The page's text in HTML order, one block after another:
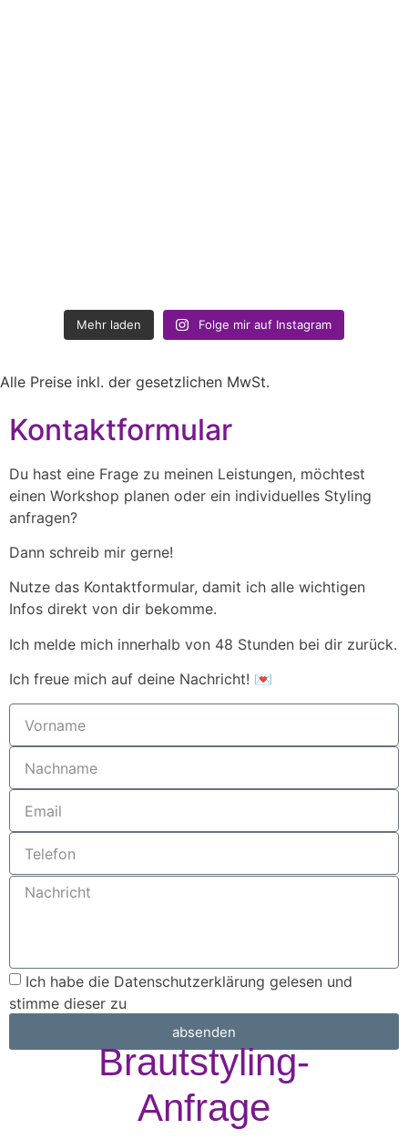
Mehr laden Folge mir auf Instagram
Alle Preise inkl. der gesetzlichen MwSt.
Kontaktformular
Du hast eine Frage zu meinen Leistungen, möchtest
einen Workshop planen oder ein individuelles Styling
anfragen?
Dann schreib mir gerne!
Nutze das Kontaktformular, damit ich alle wichtigen
Infos direkt von dir bekomme.
Ich melde mich innerhalb von 48 Stunden bei dir zurück.
Ich freue mich auf deine Nachricht! 💌
Ich habe die Datenschutzerklärung gelesen und
stimme dieser zu
absenden
Brautstyling-
Anfrage